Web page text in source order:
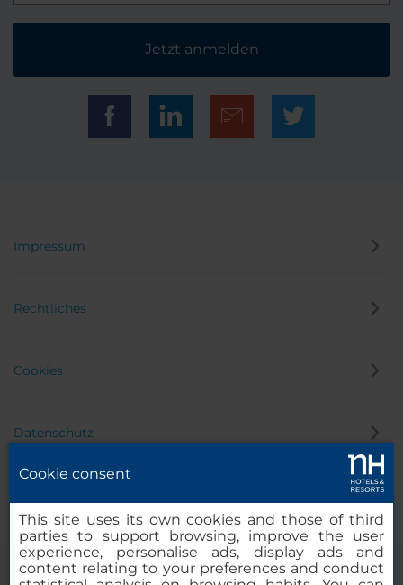
Jetzt anmelden
Impressum
Rechtliches
Cookies
Datenschutz
Cookie consent
This site uses its own cookies and those of third
parties to support browsing, improve the user
experience, personalise ads, display ads and
content relating to your preferences and conduct